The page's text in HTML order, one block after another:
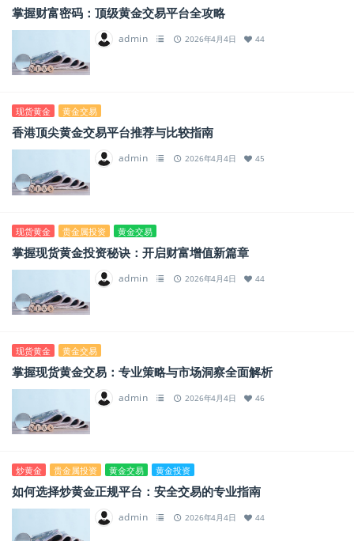
掌握财富密码：顶级黄金交易平台全攻略
admin 2026年4月4日 44
现货黄金 黄金交易
香港顶尖黄金交易平台推荐与比较指南
admin 2026年4月4日 45
现货黄金 贵金属投资 黄金交易
掌握现货黄金投资秘诀：开启财富增值新篇章
admin 2026年4月4日 44
现货黄金 黄金交易
掌握现货黄金交易：专业策略与市场洞察全面解析
admin 2026年4月4日 46
炒黄金 贵金属投资 黄金交易 黄金投资
如何选择炒黄金正规平台：安全交易的专业指南
admin 2026年4月4日 44